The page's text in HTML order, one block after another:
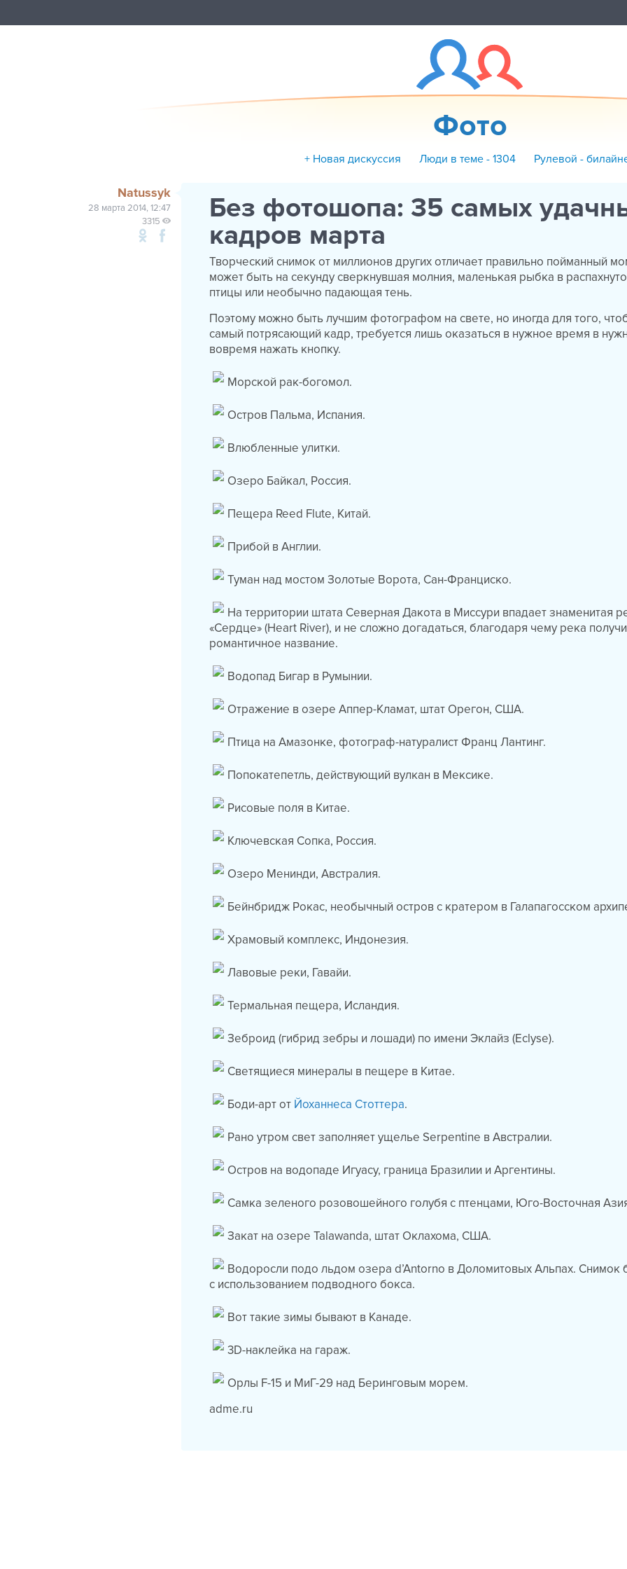
Фото
+ Новая дискуссия Люди в теме - 1304 Рулевой -
Natussyk
28 марта 2014, 12:47
3315
Без фотошопа: 35 самых
кадров марта
Творческий снимок от миллионов других отличает правильно пойманный
может быть на секунду сверкнувшая молния, маленькая рыбка в
птицы или необычно падающая тень.
Поэтому можно быть лучшим фотографом на свете, но иногда для того,
самый потрясающий кадр, требуется лишь оказаться в нужное время в
вовремя нажать кнопку.
Морской рак-богомол.
Остров Пальма, Испания.
Влюбленные улитки.
Озеро Байкал, Россия.
Пещера Reed Flute, Китай.
Прибой в Англии.
Туман над мостом Золотые Ворота, Сан-Франциско.
На территории штата Северная Дакота в Миссури впадает знаменитая
«Сердце» (Heart River), и не сложно догадаться, благодаря чему река
романтичное название.
Водопад Бигар в Румынии.
Отражение в озере Аппер-Кламат, штат Орегон, США.
Птица на Амазонке, фотограф-натуралист Франц Лантинг.
Попокатепетль, действующий вулкан в Мексике.
Рисовые поля в Китае.
Ключевская Сопка, Россия.
Озеро Менинди, Австралия.
Бейнбридж Рокас, необычный остров с кратером в Галапагосском
Храмовый комплекс, Индонезия.
Лавовые реки, Гавайи.
Термальная пещера, Исландия.
Зеброид (гибрид зебры и лошади) по имени Эклайз (Eclyse).
Светящиеся минералы в пещере в Китае.
Боди-арт от Йоханнеса Стоттера.
Рано утром свет заполняет ущелье Serpentine в Австралии.
Остров на водопаде Игуасу, граница Бразилии и Аргентины.
Самка зеленого розовошейного голубя с птенцами, Юго-Восточная
Закат на озере Talawanda, штат Оклахома, США.
Водоросли подо льдом озера d’Antorno в Доломитовых Альпах. Снимок
с использованием подводного бокса.
Вот такие зимы бывают в Канаде.
3D-наклейка на гараж.
Орлы F-15 и МиГ-29 над Беринговым морем.
adme.ru